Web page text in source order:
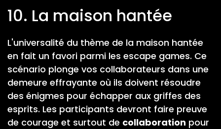
10. La maison hantée
L'universalité du thème de la maison hantée
en fait un favori parmi les escape games. Ce
scénario plonge vos collaborateurs dans une
demeure effrayante où ils doivent résoudre
des énigmes pour échapper aux griffes des
esprits. Les participants devront faire preuve
de courage et surtout de collaboration pour